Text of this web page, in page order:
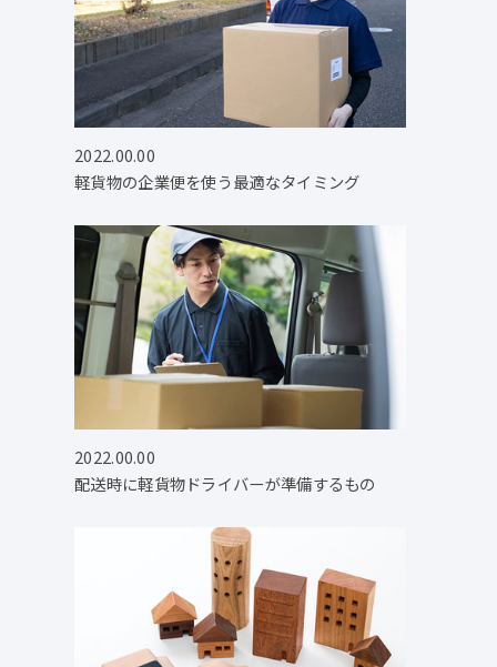
2022.00.00
軽貨物の企業便を使う最適なタイミング
2022.00.00
配送時に軽貨物ドライバーが準備するもの